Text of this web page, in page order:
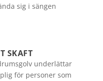
sig i sängen
SKAFT
underlättar
för personer som